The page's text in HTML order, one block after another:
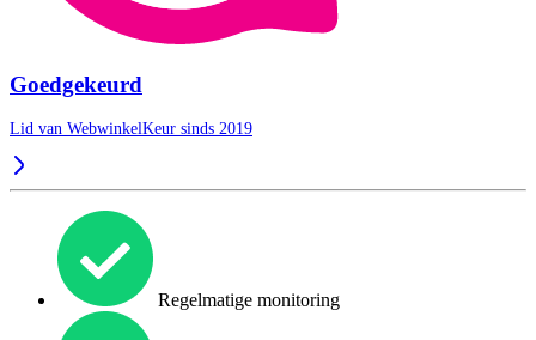
Goedgekeurd
Lid van WebwinkelKeur sinds 2019
Regelmatige monitoring